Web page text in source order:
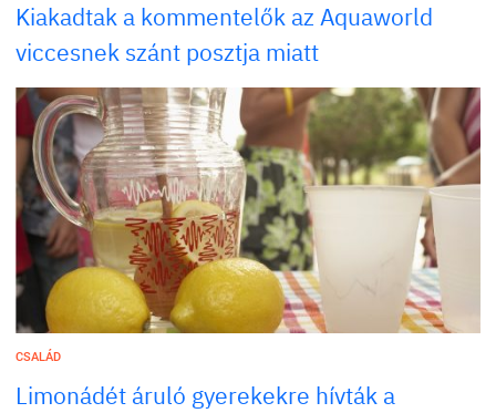
Kiakadtak a kommentelők az Aquaworld
viccesnek szánt posztja miatt
CSALÁD
Limonádét áruló gyerekekre hívták a